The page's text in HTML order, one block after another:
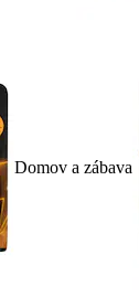
Domov a zábava